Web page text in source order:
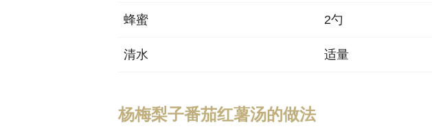
蜂蜜 2勺
清水 适量
杨梅梨子番茄红薯汤的做法